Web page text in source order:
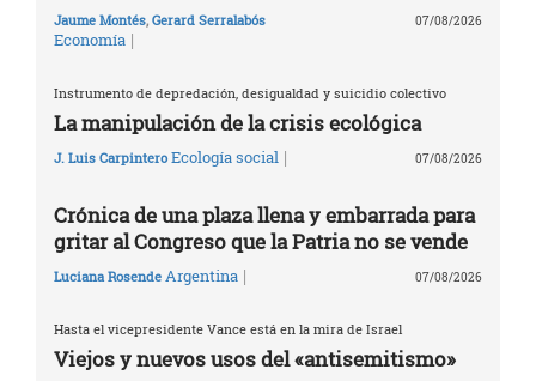
Jaume Montés, Gerard Serralabós
Economía |
07/08/2026
Instrumento de depredación, desigualdad y suicidio colectivo
La manipulación de la crisis ecológica
J. Luis Carpintero Ecología social | 07/08/2026
Crónica de una plaza llena y embarrada para
gritar al Congreso que la Patria no se vende
Luciana Rosende Argentina | 07/08/2026
Hasta el vicepresidente Vance está en la mira de Israel
Viejos y nuevos usos del «antisemitismo»